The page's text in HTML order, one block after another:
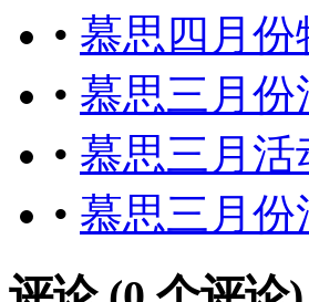
• 慕思四月份
• 慕思三月份
• 慕思三月活
• 慕思三月